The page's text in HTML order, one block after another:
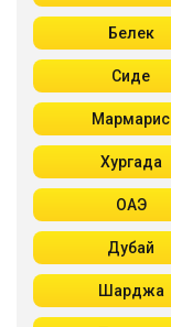
Белек
Сиде
Мармарис
Хургада
ОАЭ
Дубай
Шарджа